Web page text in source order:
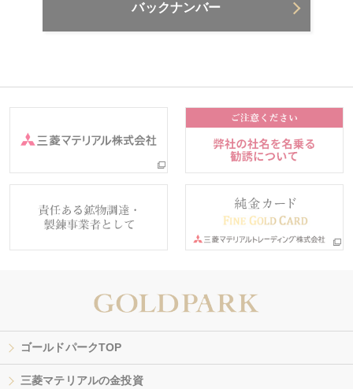
バックナンバー
ゴールドパークTOP
三菱マテリアルの金投資